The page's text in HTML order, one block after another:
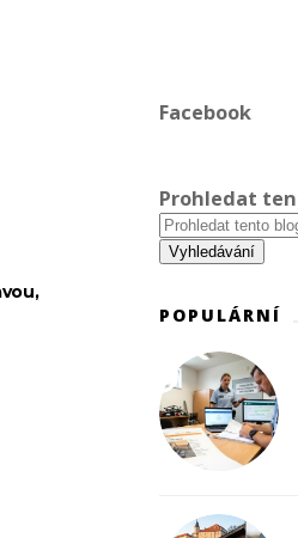
Facebook
Prohledat
POPULÁRNÍ